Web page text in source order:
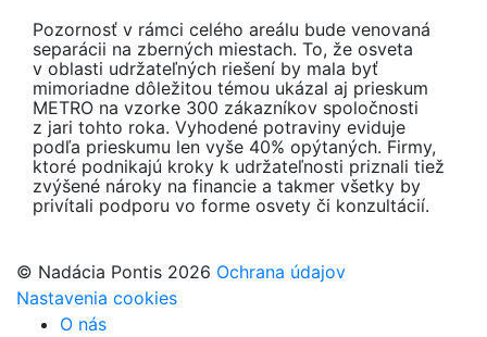
Pozornosť v rámci celého areálu bude venovaná
separácii na zberných miestach. To, že osveta
v oblasti udržateľných riešení by mala byť
mimoriadne dôležitou témou ukázal aj prieskum
METRO na vzorke 300 zákazníkov spoločnosti
z jari tohto roka. Vyhodené potraviny eviduje
podľa prieskumu len vyše 40% opýtaných. Firmy,
ktoré podnikajú kroky k udržateľnosti priznali tiež
zvýšené nároky na financie a takmer všetky by
privítali podporu vo forme osvety či konzultácií.
© Nadácia Pontis 2026 Ochrana údajov
Nastavenia cookies
O nás